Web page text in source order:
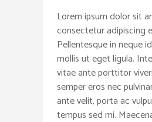
Lorem ipsum dolor sit
consectetur adipiscing
Pellentesque in neque
mollis ut eget ligula.
vitae ante porttitor
semper eros nec
ante velit, porta ac
tempus sed mi.